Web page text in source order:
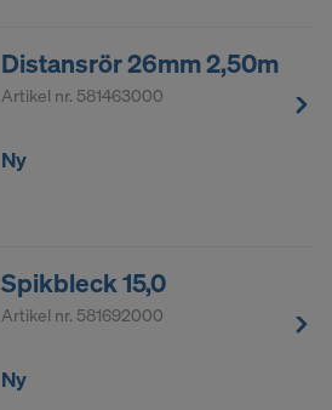
Distansrör 26mm 2,50m
Artikel nr. 581463000
Ny
Spikbleck 15,0
Artikel nr. 581692000
Ny